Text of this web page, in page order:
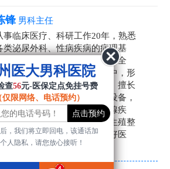
锋 男科主任
事临床医疗、科研工作20年，熟悉
类泌尿外科、性病疾病的病理基
础，诊断治疗和临床操作，技术全
。在男科疾病的诊断和诊疗中，形
了一套独具特色的诊疗方案。擅长
运用国内外先进的医学技术和设备，
学诊疗各类阳痿早泄、前列腺疾
、射精障碍、性病、HPV、生殖整
等疾病，是患者非常信赖的好医
。
医大男科医院
查56元-医保定点免挂号费
仅限网络、电话预约）
，我们将立即回电，该通话加
人隐私，请您放心接听！